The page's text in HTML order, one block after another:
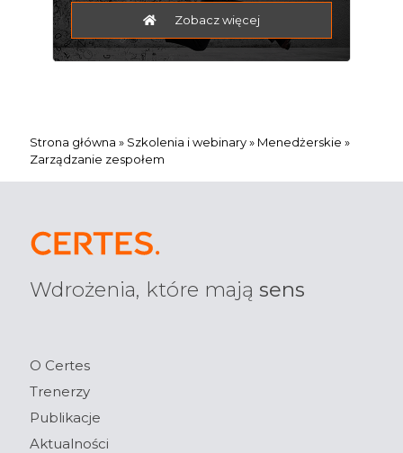
Zobacz więcej
Strona główna » Szkolenia i webinary» Menedżerskie »
Zarządzanie zespołem
Wdrożenia, które mają sens
O Certes
Trenerzy
Publikacje
Aktualności